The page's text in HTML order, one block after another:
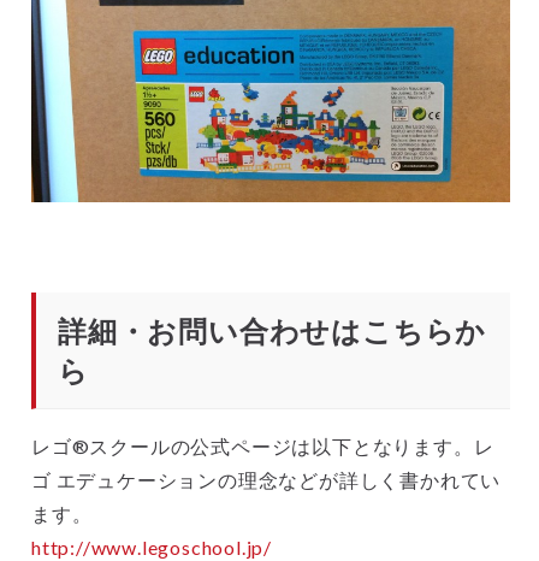
詳細・お問い合わせはこちらか
ら
レゴ®スクールの公式ページは以下となります。レ
ゴ エデュケーションの理念などが詳しく書かれてい
ます。
http://www.legoschool.jp/